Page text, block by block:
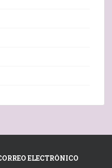
ELECTRÓNICO